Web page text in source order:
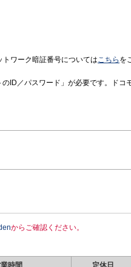
ワーク暗証番号についてはこちら を
ID／パスワード」が必要です。ドコ
からご確認ください。
時間 定休日